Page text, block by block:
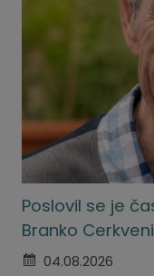
Poslovil se je
Branko
04.08.2026